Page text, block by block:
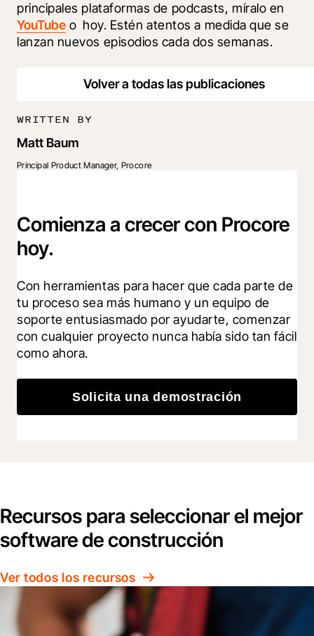
YouTube o hoy. Estén atentos a medida que se
lanzan nuevos episodios cada dos semanas.
Volver a todas las publicaciones
WRITTEN BY
Matt Baum
Principal Product Manager, Procore
Comienza a crecer con Procore
hoy.
Con herramientas para hacer que cada parte de
tu proceso sea más humano y un equipo de
soporte entusiasmado por ayudarte, comenzar
con cualquier proyecto nunca había sido tan fácil
como ahora.
Solicita una demostración
Recursos para seleccionar el mejor
software de construcción
Ver todos los recursos